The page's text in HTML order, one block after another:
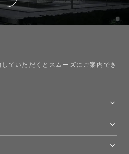
ていただくとスムーズにご案内でき